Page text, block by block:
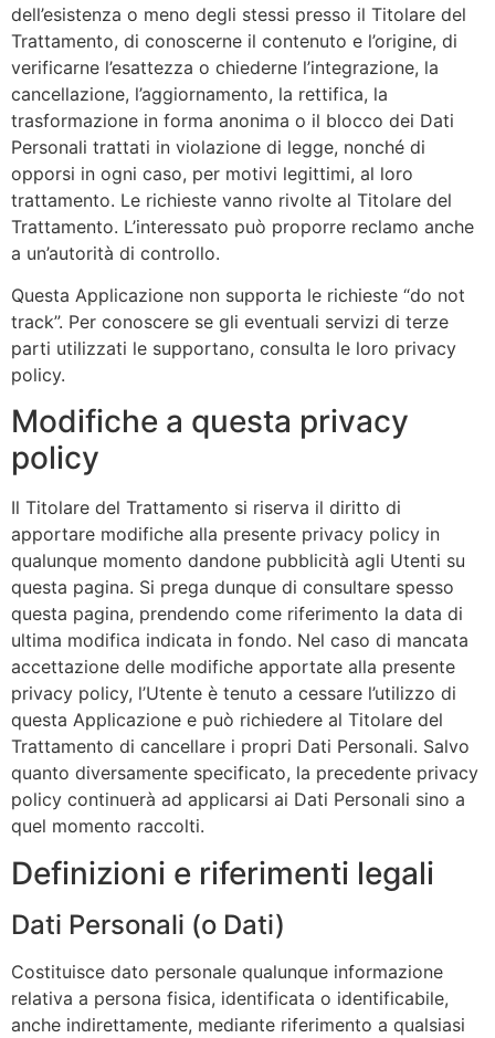
dell’esistenza o meno degli stessi presso il Titolare del
Trattamento, di conoscerne il contenuto e l’origine, di
verificarne l’esattezza o chiederne l’integrazione, la
cancellazione, l’aggiornamento, la rettifica, la
trasformazione in forma anonima o il blocco dei Dati
Personali trattati in violazione di legge, nonché di
opporsi in ogni caso, per motivi legittimi, al loro
trattamento. Le richieste vanno rivolte al Titolare del
Trattamento. L’interessato può proporre reclamo anche
a un’autorità di controllo.
Questa Applicazione non supporta le richieste “do not
track”. Per conoscere se gli eventuali servizi di terze
parti utilizzati le supportano, consulta le loro privacy
policy.
Modifiche a questa privacy
policy
Il Titolare del Trattamento si riserva il diritto di
apportare modifiche alla presente privacy policy in
qualunque momento dandone pubblicità agli Utenti su
questa pagina. Si prega dunque di consultare spesso
questa pagina, prendendo come riferimento la data di
ultima modifica indicata in fondo. Nel caso di mancata
accettazione delle modifiche apportate alla presente
privacy policy, l’Utente è tenuto a cessare l’utilizzo di
questa Applicazione e può richiedere al Titolare del
Trattamento di cancellare i propri Dati Personali. Salvo
quanto diversamente specificato, la precedente privacy
policy continuerà ad applicarsi ai Dati Personali sino a
quel momento raccolti.
Definizioni e riferimenti legali
Dati Personali (o Dati)
Costituisce dato personale qualunque informazione
relativa a persona fisica, identificata o identificabile,
anche indirettamente, mediante riferimento a qualsiasi